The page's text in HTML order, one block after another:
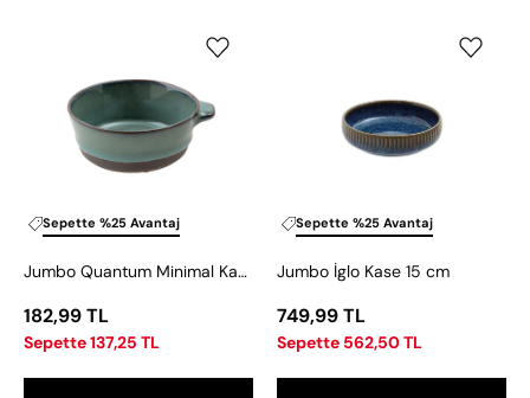
Sepette %25 Avantaj
Quantum
Minimal
Kase
9
cm
Jumbo Quantum Minimal Kase 9 cm
182,99 TL
Sepette 137,25 TL
Sepette %25 Avantaj
15
cm
Jumbo İglo Kase 15 cm
749,99 TL
Sepette 562,50 TL